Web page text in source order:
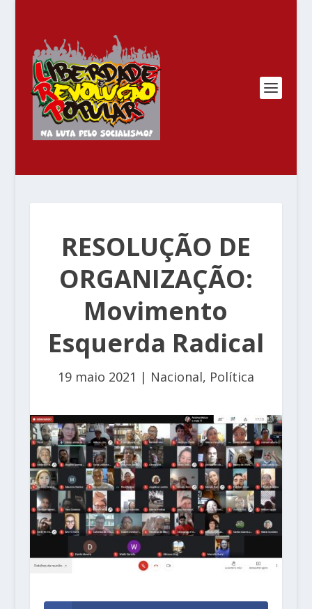
RESOLUÇÃO DE
ORGANIZAÇÃO:
Movimento
Esquerda Radical
19 maio 2021 | Nacional, Política